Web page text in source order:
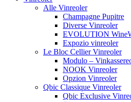
Alle Vinreoler
Champagne Pupitre
Diverse Vinreoler
EVOLUTION
Expozio vinreoler
Le Bloc Cellier Vinreoler
Modulo –
NOOK Vinreoler
Opzion Vinreoler
Qbic Classique Vinreoler
Qbic Exclusive